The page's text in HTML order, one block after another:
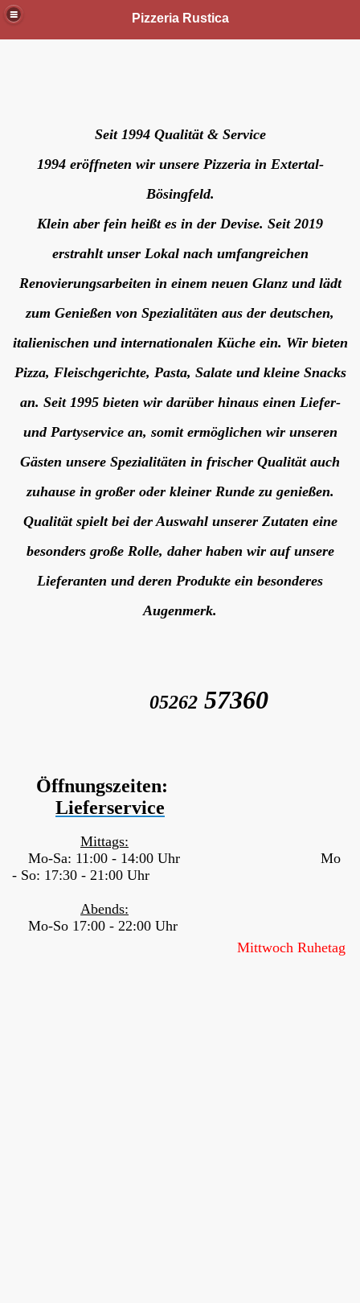
Pizzeria Rustica
Seit 1994 Qualität & Service
1994 eröffneten wir unsere Pizzeria in Extertal-
Bösingfeld.
Klein aber fein heißt es in der Devise. Seit 2019
erstrahlt unser Lokal nach umfangreichen
Renovierungsarbeiten in einem neuen Glanz und lädt
zum Genießen von Spezialitäten aus der deutschen,
italienischen und internationalen Küche ein. Wir bieten
Pizza, Fleischgerichte, Pasta, Salate und kleine Snacks
an. Seit 1995 bieten wir darüber hinaus einen Liefer-
und Partyservice an, somit ermöglichen wir unseren
Gästen unsere Spezialitäten in frischer Qualität auch
zuhause in großer oder kleiner Runde zu genießen.
Qualität spielt bei der Auswahl unserer Zutaten eine
besonders große Rolle, daher haben wir auf unsere
Lieferanten und deren Produkte ein besonderes
Augenmerk.
05262 57360
Öffnungszeiten:
Lieferservice
Mittags:
Mo-Sa: 11:00 - 14:00 Uhr
Mo
- So: 17:30 - 21:00 Uhr
Abends:
Mo-So 17:00 - 22:00 Uhr
Mittwoch Ruhetag